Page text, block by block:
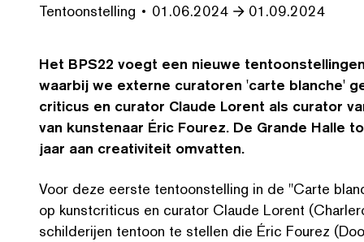
Tentoonstelling 01.06.2024 01.09.2024
Het BPS22 voegt een nieuwe
waarbij we externe curatoren 'carte blanche'
criti­cus en curator Claude Lorent als curator
van kunstenaar Éric Fourez. De Grande Halle
jaar aan creativiteit omvatten.
Voor deze eerste ten­toon­stelling in de "Carte
op kun­st­criti­cus en curator Claude Lorent
schilder­i­jen tentoon te stellen die Éric Fourez